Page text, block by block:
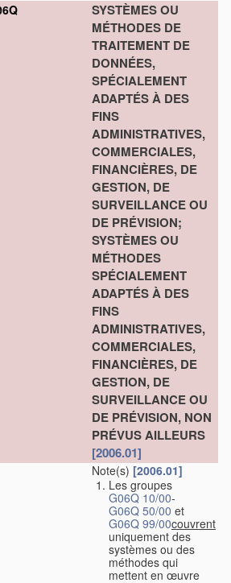
SYSTÈMES OU
MÉTHODES DE
TRAITEMENT DE
DONNÉES,
SPÉCIALEMENT
ADAPTÉS À DES
FINS
ADMINISTRATIVES,
COMMERCIALES,
FINANCIÈRES, DE
GESTION, DE
SURVEILLANCE OU
DE PRÉVISION;
SYSTÈMES OU
MÉTHODES
SPÉCIALEMENT
ADAPTÉS À DES
FINS
ADMINISTRATIVES,
COMMERCIALES,
FINANCIÈRES, DE
GESTION, DE
SURVEILLANCE OU
DE PRÉVISION, NON
PRÉVUS AILLEURS
[2006.01]
Note(s) [2006.01]
Les groupes
G06Q 10/00-
G06Q 50/00 et
G06Q 99/00couvrent
uniquement des
systèmes ou des
méthodes qui
mettent en œuvre